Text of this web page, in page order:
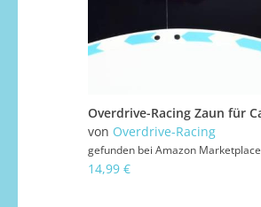
von Overdrive-Racing
gefunden bei Amazon Marketplace
14,99 €